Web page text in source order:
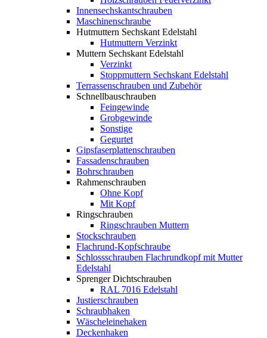
Innensechskantschrauben
Maschinenschraube
Hutmuttern Sechskant Edelstahl
Hutmuttern Verzinkt
Muttern Sechskant Edelstahl
Verzinkt
Stoppmuttern Sechskant Edelstahl
Terrassenschrauben und Zubehör
Schnellbauschrauben
Feingewinde
Grobgewinde
Sonstige
Gegurtet
Gipsfaserplattenschrauben
Fassadenschrauben
Bohrschrauben
Rahmenschrauben
Ohne Kopf
Mit Kopf
Ringschrauben
Ringschrauben Muttern
Stockschrauben
Flachrund-Kopfschraube
Schlossschrauben Flachrundkopf mit Mutter
Edelstahl
Sprenger Dichtschrauben
RAL 7016 Edelstahl
Justierschrauben
Schraubhaken
Wäscheleinehaken
Deckenhaken